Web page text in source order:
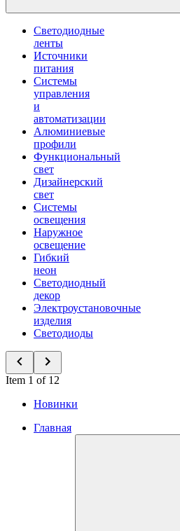
Светодиодные
ленты
Источники
питания
Системы
управления
и
автоматизации
Алюминиевые
профили
Функциональный
свет
Дизайнерский
свет
Системы
освещения
Наружное
освещение
Гибкий
неон
Светодиодный
декор
Электроустановочные
изделия
Светодиоды
Item 1 of 12
Новинки
Главная